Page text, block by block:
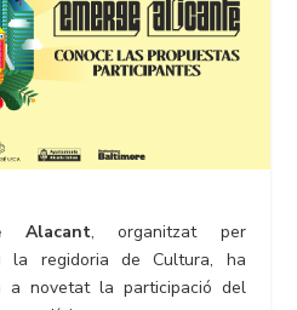
Alacant, organitzat per
la regidoria de Cultura, ha
a novetat la participació del